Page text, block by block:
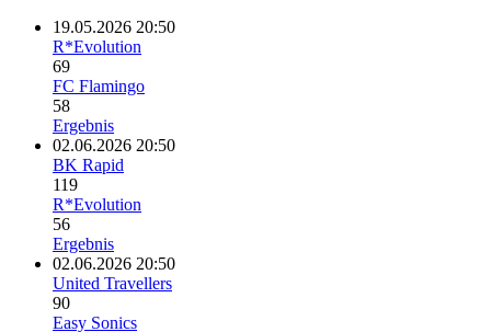
19.05.2026 20:50
R*Evolution
69
FC Flamingo
58
Ergebnis
02.06.2026 20:50
BK Rapid
119
R*Evolution
56
Ergebnis
02.06.2026 20:50
United Travellers
90
Easy Sonics